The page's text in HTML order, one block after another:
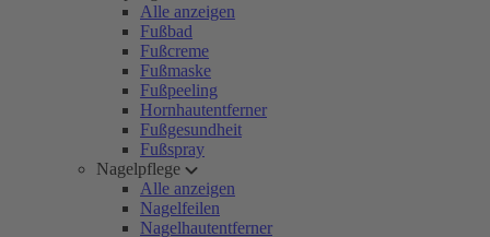
Alle anzeigen
Fußbad
Fußcreme
Fußmaske
Fußpeeling
Hornhautentferner
Fußgesundheit
Fußspray
Nagelpflege
Alle anzeigen
Nagelfeilen
Nagelhautentferner